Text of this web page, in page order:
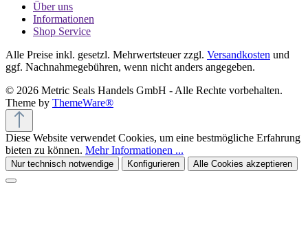
Über uns
Informationen
Shop Service
Alle Preise inkl. gesetzl. Mehrwertsteuer zzgl. Versandkosten und
ggf. Nachnahmegebühren, wenn nicht anders angegeben.
© 2026 Metric Seals Handels GmbH - Alle Rechte vorbehalten.
Theme by ThemeWare®
Diese Website verwendet Cookies, um eine bestmögliche Erfahrung
bieten zu können. Mehr Informationen ...
Nur technisch notwendige Konfigurieren Alle Cookies akzeptieren